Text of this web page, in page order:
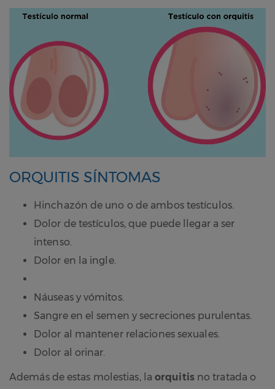
ORQUITIS SÍNTOMAS
Hinchazón de uno o de ambos testículos.
Dolor de testículos, que puede llegar a ser
intenso.
Dolor en la ingle.
Náuseas y vómitos.
Sangre en el semen y secreciones purulentas.
Dolor al mantener relaciones sexuales.
Dolor al orinar.
Además de estas molestias, la orquitisno tratada o